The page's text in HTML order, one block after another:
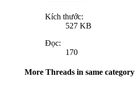
Kích thước:
527 KB
Đọc:
170
More Threads in same category